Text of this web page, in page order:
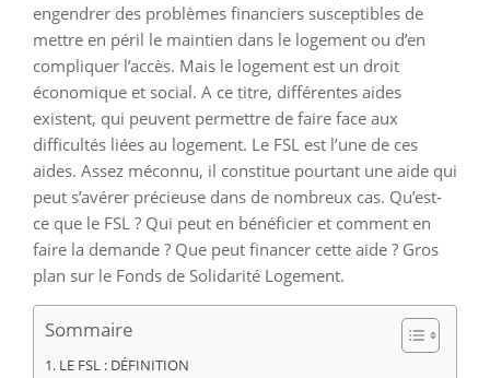
engendrer des problèmes financiers susceptibles de
mettre en péril le maintien dans le logement ou d’en
compliquer l’accès. Mais le logement est un droit
économique et social. A ce titre, différentes aides
existent, qui peuvent permettre de faire face aux
difficultés liées au logement. Le FSL est l’une de ces
aides. Assez méconnu, il constitue pourtant une aide qui
peut s’avérer précieuse dans de nombreux cas. Qu’est-
ce que le FSL ? Qui peut en bénéficier et comment en
faire la demande ? Que peut financer cette aide ? Gros
plan sur le Fonds de Solidarité Logement.
Sommaire
LE FSL : DÉFINITION